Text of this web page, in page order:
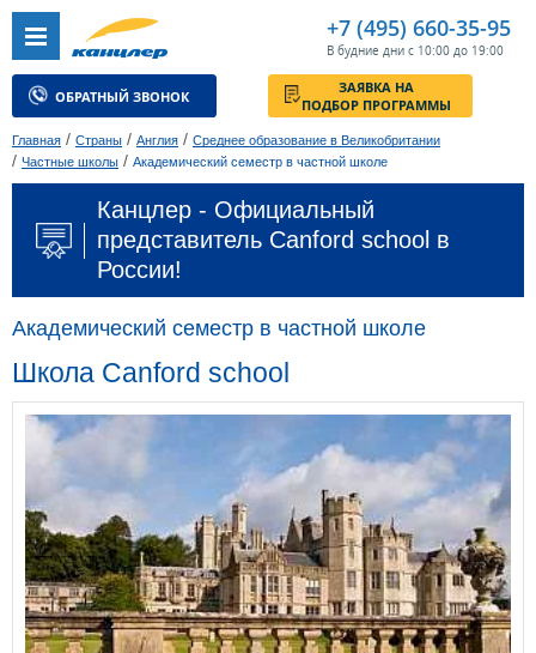
+7 (495) 660-35-95
В будние дни с 10:00 до 19:00
ОБРАТНЫЙ ЗВОНОК
ЗАЯВКА НА
ПОДБОР ПРОГРАММЫ
Главная / Страны / Англия / Среднее образование в Великобритании
/ Частные школы / Академический семестр в частной школе
Канцлер - Официальный
представитель Canford school в
России!
Академический семестр в частной школе
Школа Canford school